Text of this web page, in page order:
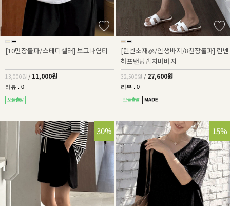
[10만장돌파/스테디셀러] 보그나염티
13,000원 / 11,000원
리뷰 : 0
[린넨소재🧊/인생바지/8천장돌파] 린넨
하프밴딩랩치마바지
32,500원 / 27,600원
리뷰 : 0
30% 15%